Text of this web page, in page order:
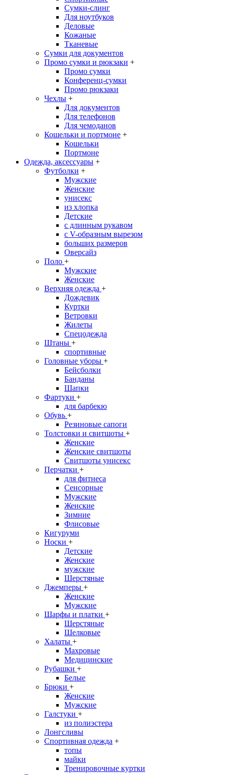
Сумки-слинг
Для ноутбуков
Деловые
Кожаные
Тканевые
Сумки для документов
Промо сумки и рюкзаки +
Промо сумки
Конференц-сумки
Промо рюкзаки
Чехлы +
Для документов
Для телефонов
Для чемоданов
Кошельки и портмоне +
Кошельки
Портмоне
Одежда, аксессуары +
Футболки +
Мужские
Женские
унисекс
из хлопка
Детские
с длинным рукавом
с V-образным вырезом
больших размеров
Оверсайз
Поло +
Мужские
Женские
Верхняя одежда +
Дождевик
Куртки
Ветровки
Жилеты
Спецодежда
Штаны +
спортивные
Головные уборы +
Бейсболки
Банданы
Шапки
Фартуки +
для барбекю
Обувь +
Резиновые сапоги
Толстовки и свитшоты +
Женские
Женские свитшоты
Свитшоты унисекс
Перчатки +
для фитнеса
Сенсорные
Мужские
Женские
Зимние
Флисовые
Кигуруми
Носки +
Детские
Женские
мужские
Шерстяные
Джемперы +
Женские
Мужские
Шарфы и платки +
Шерстяные
Шелковые
Халаты +
Махровые
Медицинские
Рубашки +
Белые
Брюки +
Женские
Мужские
Галстуки +
из полиэстера
Лонгсливы
Спортивная одежда +
топы
майки
Тренировочные куртки